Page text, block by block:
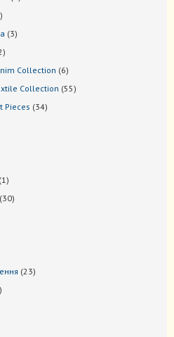
1
33
2
Collection 66
Collection 5555
Pieces 3434
1 1
3030
2323